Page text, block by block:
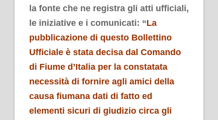
la fonte che ne registra gli atti ufficiali,
le iniziative e i comunicati: “La
pubblicazione di questo Bollettino
Ufficiale è stata decisa dal Comando
di Fiume d’Italia per la constatata
necessità di fornire agli amici della
causa fiumana dati di fatto ed
elementi sicuri di giudizio circa gli